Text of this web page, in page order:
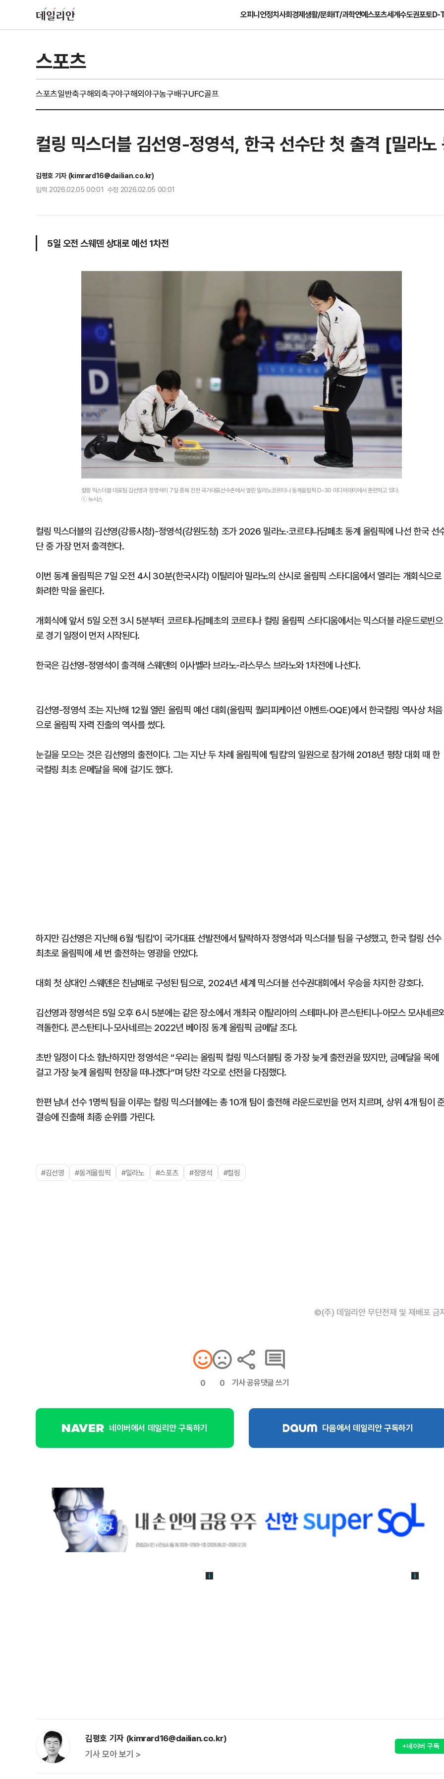
오피니언정치사회경제생활/문화IT/과학연예스포츠세계수도권포토D-
스포츠
스포츠일반축구해외축구야구해외야구농구배구UFC골프
컬링 믹스더블 김선영-정영석, 한국 선수단 첫 출격 [밀라
김평호 기자 (kimrard16@dailian.co.kr)
입력 2026.02.05 00:01 수정 2026.02.05 00:01
5일 오전 스웨덴 상대로 예선 1차전
컬링 믹스더블 대표팀 김선영과 정영석이 7일 충북 진천 국가대표선수촌에서 열린 밀라노코르티나 동계올림픽 D-30 미디어데이에서 훈련하고 있다.
ⓒ 뉴시스
컬링 믹스더블의 김선영(강릉시청)-정영석(강원도청) 조가 2026 밀라노·코르티나담페초 동계 올림픽에 나선 한국 선
단 중 가장 먼저 출격한다.
이번 동계 올림픽은 7일 오전 4시 30분(한국시각) 이탈리아 밀라노의 산시로 올림픽 스타디움에서 열리는 개회식으로
화려한 막을 올린다.
개회식에 앞서 5일 오전 3시 5분부터 코르티나담페초의 코르티나 컬링 올림픽 스타디움에서는 믹스더블 라운드로빈으
로 경기 일정이 먼저 시작된다.
한국은 김선영-정영석이 출격해 스웨덴의 이사벨라 브라노-라스무스 브라노와 1차전에 나선다.
김선영-정영석 조는 지난해 12월 열린 올림픽 예선 대회(올림픽 퀄리피케이션 이벤트·OQE)에서 한국컬링 역사상 처음
으로 올림픽 자력 진출의 역사를 썼다.
눈길을 모으는 것은 김선영의 출전이다. 그는 지난 두 차례 올림픽에 ‘팀킴’의 일원으로 참가해 2018년 평창 대회 때 한
국컬링 최초 은메달을 목에 걸기도 했다.
하지만 김선영은 지난해 6월 ‘팀킴’이 국가대표 선발전에서 탈락하자 정영석과 믹스더블 팀을 구성했고, 한국 컬링 선수
최초로 올림픽에 세 번 출전하는 영광을 안았다.
대회 첫 상대인 스웨덴은 친남매로 구성된 팀으로, 2024년 세계 믹스더블 선수권대회에서 우승을 차지한 강호다.
김선영과 정영석은 5일 오후 6시 5분에는 같은 장소에서 개최국 이탈리아의 스테파니아 콘스탄티니-아모스 모사네르
격돌한다. 콘스탄티니-모사네르는 2022년 베이징 동계 올림픽 금메달 조다.
초반 일정이 다소 험난하지만 정영석은 “우리는 올림픽 컬링 믹스더블팀 중 가장 늦게 출전권을 땄지만, 금메달을 목에
걸고 가장 늦게 올림픽 현장을 떠나겠다”며 당찬 각오로 선전을 다짐했다.
한편 남녀 선수 1명씩 팀을 이루는 컬링 믹스더블에는 총 10개 팀이 출전해 라운드로빈을 먼저 치르며, 상위 4개 팀이
결승에 진출해 최종 순위를 가린다.
#김선영 #동계올림픽 #밀라노 #스포츠 #정영석 #컬링
©(주) 데일리안 무단전재 및 재배포 금
0 0 기사 공유댓글 쓰기
네이버에서 데일리안 구독하기 다음에서 데일리안 구독하기
김평호 기자 (kimrard16@dailian.co.kr)
기사 모아 보기 >
+네이버 구독